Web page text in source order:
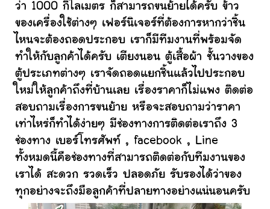
ว่า 1000 กิโลเมตร ก็สามารถขนย้ายได้ครับ ข้าว
ของเครื่องใช้ต่างๆ เฟอร์นิเจอร์ที่ต้องการหากว่าชิ้น
ไหนจะต้องถอดประกอบ เราก็มีทีมงานที่พร้อมจัด
ทำให้กับลูกค้าได้ครับ เตียงนอน ตู้เสื้อผ้า ชั้นวางของ
ตู้ประเภทต่างๆ เราจัดถอดแยกชิ้นแล้วไปประกอบ
ใหม่ให้ลูกค้าถึงที่บ้านเลย เรื่องราคาก็ไม่แพง ติดต่อ
สอบถามเรื่องการขนย้าย หรือจะสอบถามว่าราคา
เท่าไหร่ก็ทำได้ง่ายๆ มีช่องทางการติดต่อเราถึง 3
ช่องทาง เบอร์โทรศัพท์ , facebook , Line
ทั้งหมดนี้คือช่องทางที่สามารถติดต่อกับทีมงานของ
เราได้ สะดวก รวดเร็ว ปลอดภัย รับรองได้ว่าของ
ทุกอย่างจะถึงมือลูกค้าที่ปลายทางอย่างแน่นอนครับ